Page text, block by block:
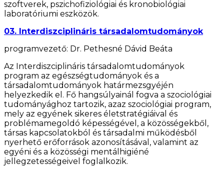
szoftverek, pszichofiziológiai és kronobiológiai
laboratóriumi eszközök.
03. Interdiszciplináris társadalomtudományok
programvezető: Dr. Pethesné Dávid Beáta
Az Interdiszciplináris társadalomtudományok
program az egészségtudományok és a
társadalomtudományok határmezsgyéjén
helyezkedik el. Fő hangsúlyainál fogva a szociológiai
tudományághoz tartozik, azaz szociológiai program,
mely az egyének sikeres életstratégiáival és
problémamegoldó képességével, a közösségekből,
társas kapcsolatokból és társadalmi működésből
nyerhető erőforrások azonosításával, valamint az
egyéni és a közösségi mentálhigiéné
jellegzetességeivel foglalkozik.